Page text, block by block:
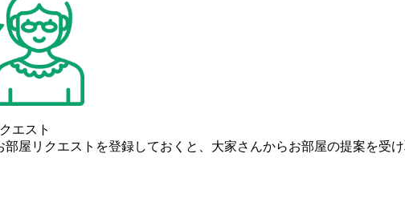
エスト
屋リクエストを登録しておくと、大家さんからお部屋の提案を受